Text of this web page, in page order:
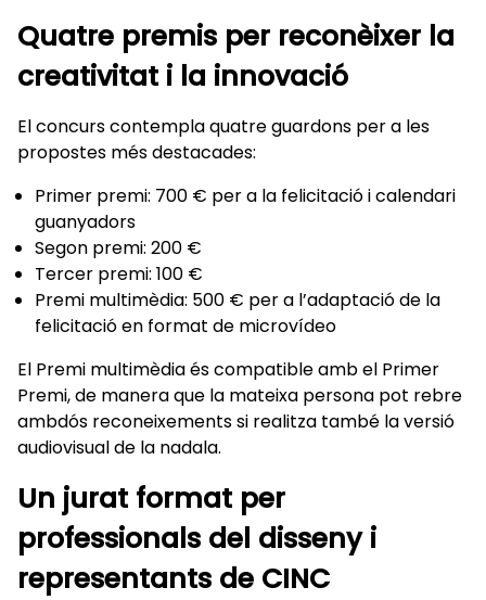
Quatre premis per reconèixer la
creativitat i la innovació
El concurs contempla quatre guardons per a les
propostes més destacades:
Primer premi: 700 € per a la felicitació i calendari
guanyadors
Segon premi: 200 €
Tercer premi: 100 €
Premi multimèdia: 500 € per a l’adaptació de la
felicitació en format de microvídeo
El Premi multimèdia és compatible amb el Primer
Premi, de manera que la mateixa persona pot rebre
ambdós reconeixements si realitza també la versió
audiovisual de la nadala.
Un jurat format per
professionals del disseny i
representants de CINC